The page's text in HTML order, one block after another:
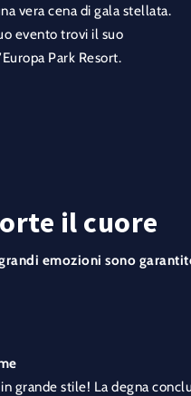
vera cena di gala stellata.
evento trovi il suo
Park Resort.
il cuore
emozioni sono
grande stile! La degna